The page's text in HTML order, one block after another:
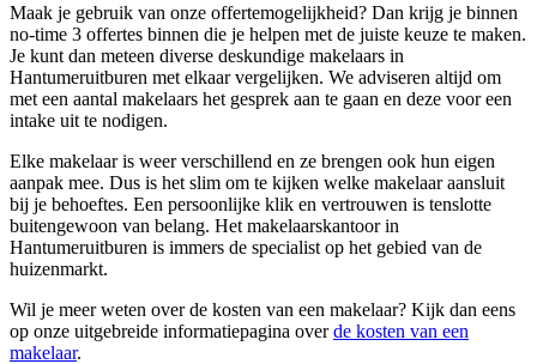
Maak je gebruik van onze offertemogelijkheid? Dan krijg je binnen
no-time 3 offertes binnen die je helpen met de juiste keuze te maken.
Je kunt dan meteen diverse deskundige makelaars in
Hantumeruitburen met elkaar vergelijken. We adviseren altijd om
met een aantal makelaars het gesprek aan te gaan en deze voor een
intake uit te nodigen.
Elke makelaar is weer verschillend en ze brengen ook hun eigen
aanpak mee. Dus is het slim om te kijken welke makelaar aansluit
bij je behoeftes. Een persoonlijke klik en vertrouwen is tenslotte
buitengewoon van belang. Het makelaarskantoor in
Hantumeruitburen is immers de specialist op het gebied van de
huizenmarkt.
Wil je meer weten over de kosten van een makelaar? Kijk dan eens
op onze uitgebreide informatiepagina overde kosten van een
makelaar.